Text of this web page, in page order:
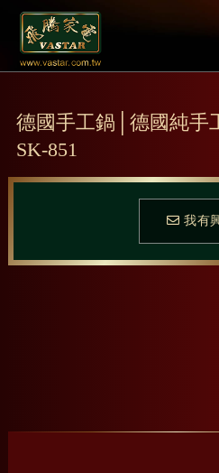
德國手工鍋│德國純手
SK-851
我有